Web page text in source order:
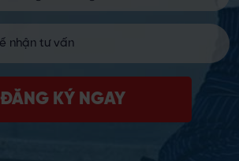
ĐĂNG KÝ NGAY